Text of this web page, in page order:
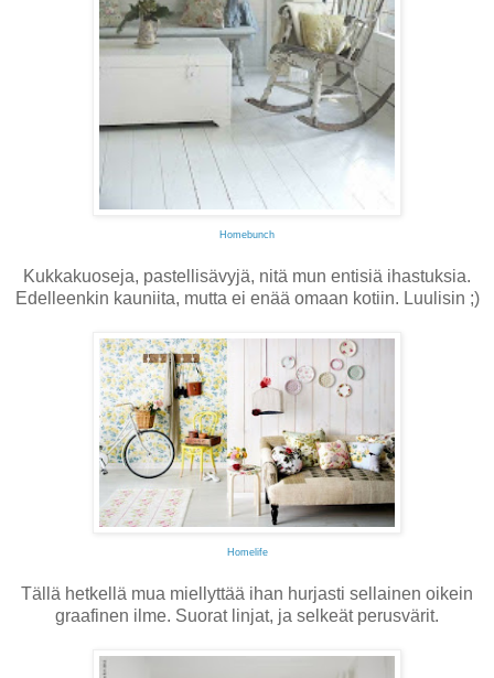
Homebunch
Kukkakuoseja, pastellisävyjä, nitä mun entisiä ihastuksia.
Edelleenkin kauniita, mutta ei enää omaan kotiin. Luulisin ;)
Homelife
Tällä hetkellä mua miellyttää ihan hurjasti sellainen oikein
graafinen ilme. Suorat linjat, ja selkeät perusvärit.